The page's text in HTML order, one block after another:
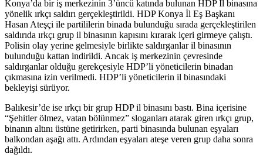
Konya’da bir iş merkezinin 3’üncü katında bulunan HDP İl binasına
yönelik ırkçı saldırı gerçekleştirildi. HDP Konya İl Eş Başkanı
Hasan Ateşçi ile partililerin binada bulunduğu sırada gerçekleştirilen
saldırıda ırkçı grup il binasının kapısını kırarak içeri girmeye çalıştı.
Polisin olay yerine gelmesiyle birlikte saldırganlar il binasının
bulunduğu kattan indirildi. Ancak iş merkezinin çevresinde
saldırganlar olduğu gerekçesiyle HDP’li yöneticilerin binadan
çıkmasına izin verilmedi. HDP’li yöneticilerin il binasındaki
bekleyişi sürüyor.
Balıkesir’de ise ırkçı bir grup HDP il binasını bastı. Bina içerisine
“Şehitler ölmez, vatan bölünmez” sloganları atarak giren ırkçı grup,
binanın altını üstüne getirirken, parti binasında bulunan eşyaları
balkondan aşağı attı. Ardından eşyaları ateşe veren grup daha sonra
dağıldı.